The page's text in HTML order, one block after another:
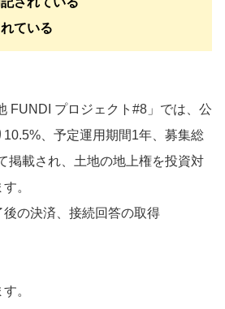
ている
FUNDI プロジェクト#8」では、公
、予定運用期間1年、募集総
掲載され、土地の地上権を投資対
。
後の決済、接続回答の取得
。